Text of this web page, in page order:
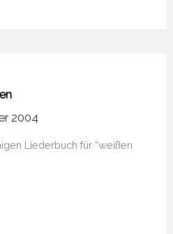
2004
Liederbuch für “weißen